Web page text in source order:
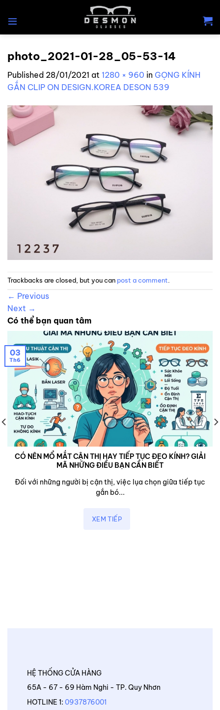
photo_2021-01-28_05-53-14
Published 28/01/2021 at 1280 × 960 in GỌNG KÍNH
GẮN CLIP ON DESIGN.KOREA DESON 539
Trackbacks are closed, but you can post a comment
← Previous
Next →
Có thể bạn quan tâm
CÓ NÊN MỔ MẮT CẬN THỊ HAY TIẾP TỤC ĐEO KÍNH? GIẢI
MÃ NHỮNG ĐIỀU BẠN CẦN BIẾT
Đối với những người bị cận thị, việc lụa chọn giữa tiếp tục
gắn bó...
XEM TIẾP
03
Th6
HỆ THỐNG CỬA HÀNG
65A - 67 - 69 Hàm Nghi - TP. Quy Nhơn
HOTLINE 1: 0937876001